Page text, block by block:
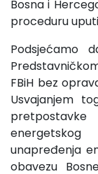
Bosna i
proceduru
Podsjećamo
FBiH bez
Usvajanjem
unapređenja
obavezu